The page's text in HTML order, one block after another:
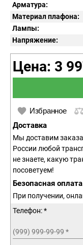
Арматура:
Материал плафона:
Лампы:
Напряжение:
Цена: 3
Избранное
Доставка
Мы доставим
России любой
не знаете, какую
посоветуем!
Безопасная оплата
При получении,
Телефон: *
(999) 999-99-99 *